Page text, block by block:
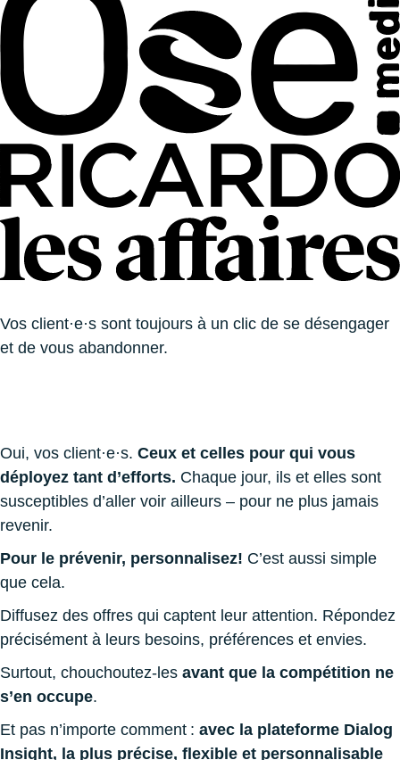
Vos client·e·s sont toujours à un clic de se désengager
et de vous abandonner.
Oui, vos client·e·s. Ceux et celles pour qui vous
déployez tant d’efforts. Chaque jour, ils et elles sont
susceptibles d’aller voir ailleurs – pour ne plus jamais
revenir.
Pour le prévenir, personnalisez! C’est aussi simple
que cela.
Diffusez des offres qui captent leur attention. Répondez
précisément à leurs besoins, préférences et envies.
Surtout, chouchoutez-les avant que la compétition ne
s’en occupe.
Et pas n’importe comment : avec la plateforme Dialog
Insight, la plus précise, flexible et personnalisable